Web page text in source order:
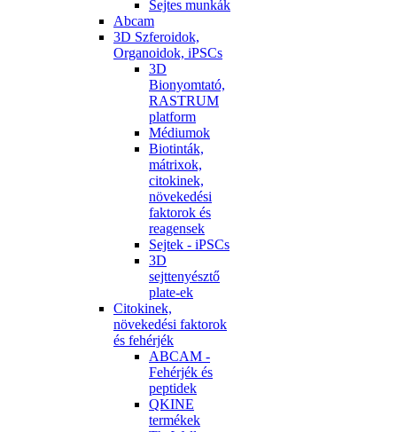
Sejtes munkák
Abcam
3D Szferoidok,
Organoidok, iPSCs
3D
Bionyomtató,
RASTRUM
platform
Médiumok
Biotinták,
mátrixok,
citokinek,
növekedési
faktorok és
reagensek
Sejtek - iPSCs
3D
sejttenyésztő
plate-ek
Citokinek,
növekedési faktorok
és fehérjék
ABCAM -
Fehérjék és
peptidek
QKINE
termékek